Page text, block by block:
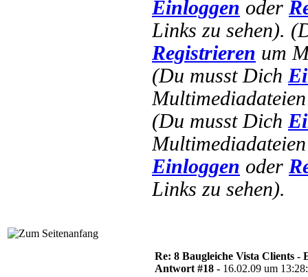
Einloggen oder
Links zu sehen).
Registrieren um
(Du musst Dich
(Du musst Dich
Einloggen oder
Links zu sehen).
Re: 8 Baugleiche Vista Clients
Antwort #18 - 16.02.09 um